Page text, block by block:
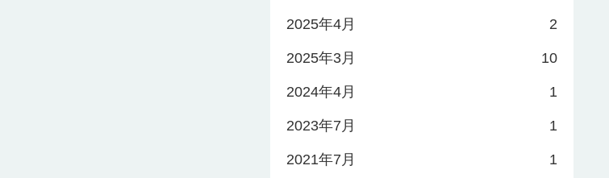
2025年4月 2
2025年3月 10
2024年4月 1
2023年7月 1
2021年7月 1